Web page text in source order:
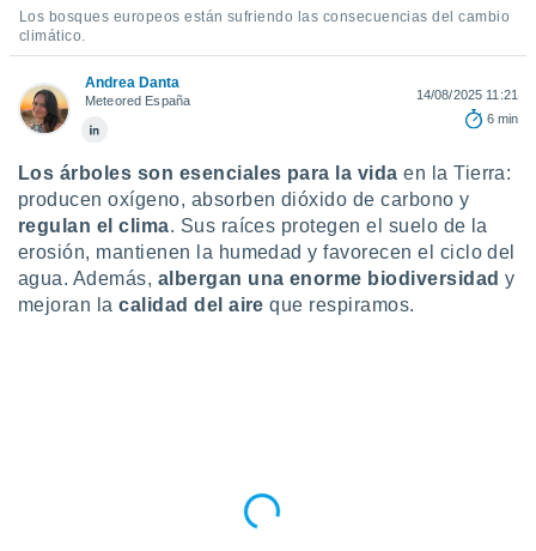
y
en
más
nuestra
de
disponible
Los bosques europeos están sufriendo las consecuencias del cambio
climático.
Andrea Danta
Meteored España
14/08/2025 11:21
6 min
Los árboles son esenciales para la vida en la Tierra:
producen oxígeno, absorben dióxido de carbono y
regulan el clima. Sus raíces protegen el suelo de la
erosión, mantienen la humedad y favorecen el ciclo del
agua. Además, albergan una enorme biodiversidad y
mejoran lacalidad del aire que respiramos.